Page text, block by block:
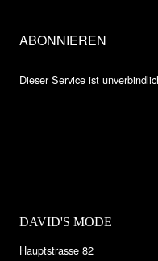
Dieser Service ist
DAVID'S MODE
Hauptstrasse 82